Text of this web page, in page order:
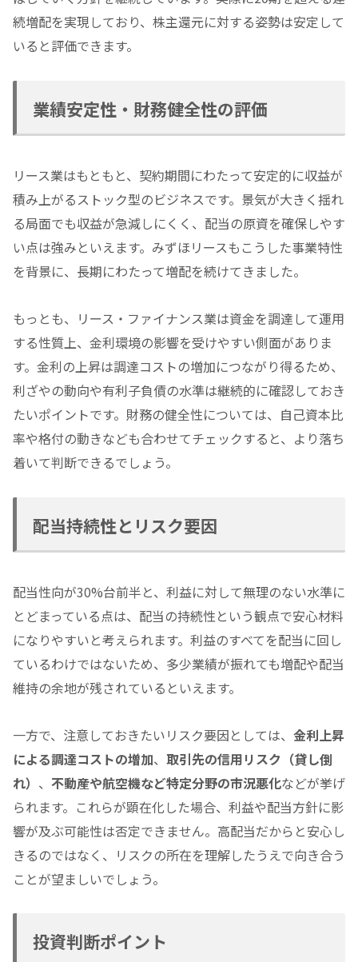
続増配を実現しており、株主還元に対する姿勢は安定して
いると評価できます。
業績安定性・財務健全性の評価
リース業はもともと、契約期間にわたって安定的に収益が
積み上がるストック型のビジネスです。景気が大きく揺れ
る局面でも収益が急減しにくく、配当の原資を確保しやす
い点は強みといえます。みずほリースもこうした事業特性
を背景に、長期にわたって増配を続けてきました。
もっとも、リース・ファイナンス業は資金を調達して運用
する性質上、金利環境の影響を受けやすい側面がありま
す。金利の上昇は調達コストの増加につながり得るため、
利ざやの動向や有利子負債の水準は継続的に確認しておき
たいポイントです。財務の健全性については、自己資本比
率や格付の動きなども合わせてチェックすると、より落ち
着いて判断できるでしょう。
配当持続性とリスク要因
配当性向が30%台前半と、利益に対して無理のない水準に
とどまっている点は、配当の持続性という観点で安心材料
になりやすいと考えられます。利益のすべてを配当に回し
ているわけではないため、多少業績が振れても増配や配当
維持の余地が残されているといえます。
一方で、注意しておきたいリスク要因としては、 金利上昇
による調達コストの増加、 取引先の信用リスク（貸し倒
れ） 、 不動産や航空機など特定分野の市況悪化などが挙げ
られます。これらが顕在化した場合、利益や配当方針に影
響が及ぶ可能性は否定できません。高配当だからと安心し
きるのではなく、リスクの所在を理解したうえで向き合う
ことが望ましいでしょう。
投資判断ポイント